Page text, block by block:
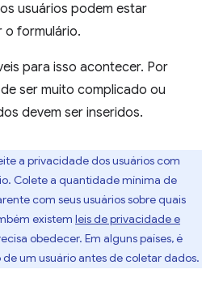
usuários podem estar
o formulário.
para isso acontecer. Por
ser muito complicado ou
devem ser inseridos.
a privacidade dos usuários com
Colete a quantidade mínima de
com seus usuários sobre quais
existem leis de privacidade e
obedecer. Em alguns países, é
um usuário antes de coletar dados.